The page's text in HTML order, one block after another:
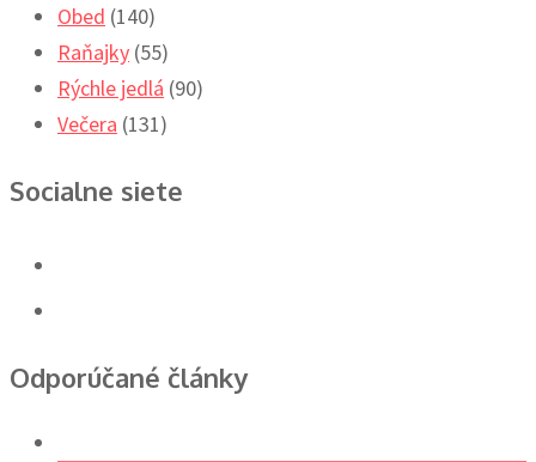
Obed (140)
Raňajky (55)
Rýchle jedlá (90)
Večera (131)
Socialne siete
Odporúčané články